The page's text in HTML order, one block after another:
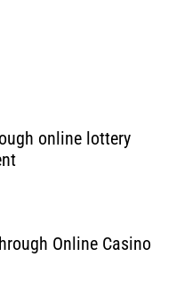
online lottery
Online Casino